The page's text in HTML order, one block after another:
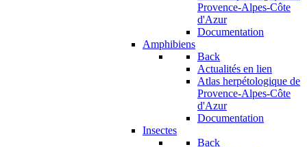
Provence-Alpes-Côte
d'Azur
Documentation
Amphibiens
Back
Actualités en lien
Atlas herpétologique de
Provence-Alpes-Côte
d'Azur
Documentation
Insectes
Back